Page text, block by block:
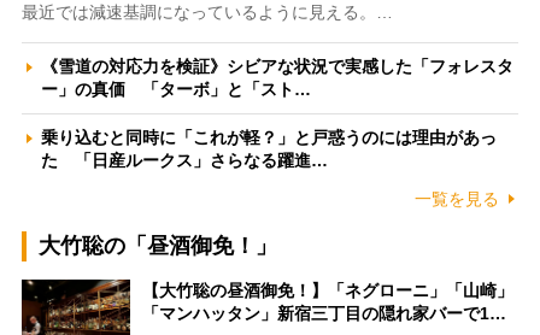
最近では減速基調になっているように見える。…
《雪道の対応力を検証》シビアな状況で実感した「フォレスタ
ー」の真価 「ターボ」と「スト…
乗り込むと同時に「これが軽？」と戸惑うのには理由があっ
た 「日産ルークス」さらなる躍進…
一覧を見る
大竹聡の「昼酒御免！」
【大竹聡の昼酒御免！】「ネグローニ」「山崎」
「マンハッタン」新宿三丁目の隠れ家バーで1…